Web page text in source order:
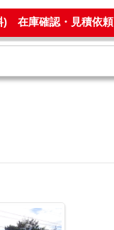
) 在庫確認・見積依頼